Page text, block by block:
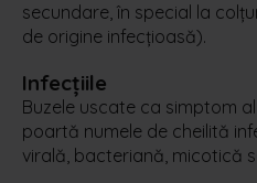
secundare, în special la
de origine infecțioasă).
Infecțiile
Buzele uscate ca simptom
poartă numele de cheilită
virală, bacteriană, micotică